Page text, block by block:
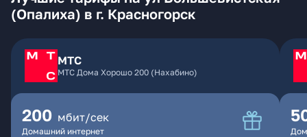
(Опалиха) в г. Красногорск
МТС
МТС Дома Хорошо 200 (Нахабино)
200 мбит/сек
Домашний интернет